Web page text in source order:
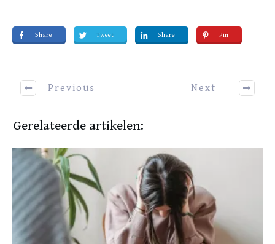
Share Tweet Share Pin
Previous Next
Gerelateerde artikelen: